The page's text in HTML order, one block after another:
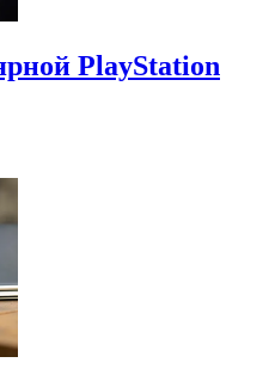
PlayStation